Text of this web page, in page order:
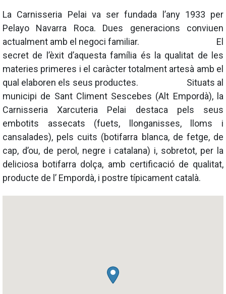
La Carnisseria Pelai va ser fundada l’any 1933 per
Pelayo Navarra Roca. Dues generacions conviuen
actualment amb el negoci familiar. El
secret de l’èxit d’aquesta família és la qualitat de les
materies primeres i el caràcter totalment artesà amb el
qual elaboren els seus productes. Situats al
municipi de Sant Climent Sescebes (Alt Empordà), la
Carnisseria Xarcuteria Pelai destaca pels seus
embotits assecats (fuets, llonganisses, lloms i
cansalades), pels cuits (botifarra blanca, de fetge, de
cap, d’ou, de perol, negre i catalana) i, sobretot, per la
deliciosa botifarra dolça, amb certificació de qualitat,
producte de l’ Empordà, i postre típicament català.